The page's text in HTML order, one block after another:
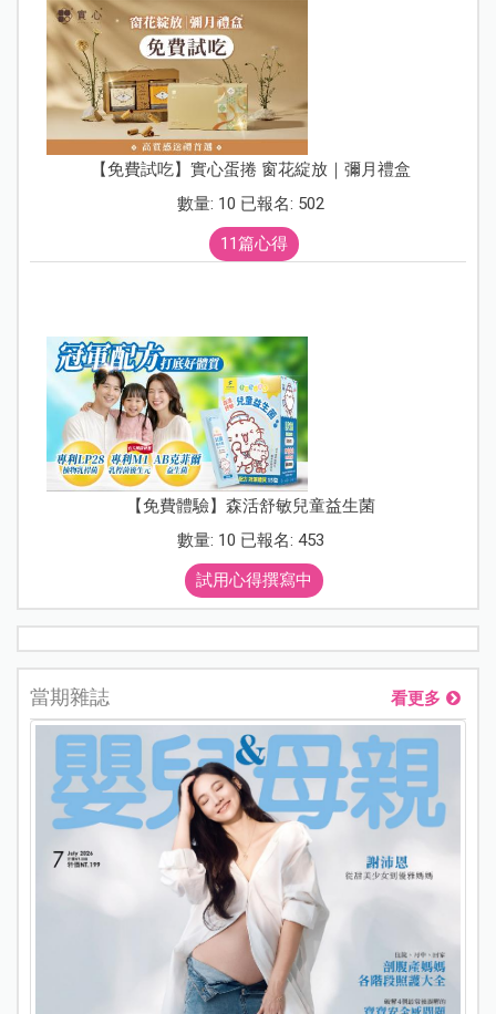
【免費試吃】實心蛋捲 窗花綻放｜彌月禮盒
數量: 10 已報名: 502
11篇心得
【免費體驗】森活舒敏兒童益生菌
數量: 10 已報名: 453
試用心得撰寫中
當期雜誌 看更多